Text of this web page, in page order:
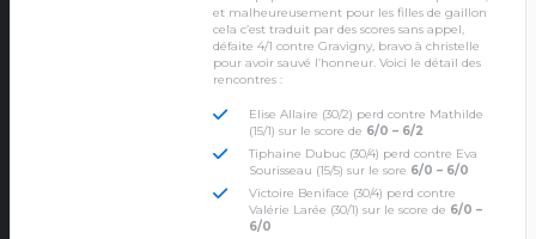
et malheureusement pour les filles de gaillon
cela c’est traduit par des scores sans appel,
défaite 4/1 contre Gravigny, bravo à christelle
pour avoir sauvé l’honneur. Voici le détail des
rencontres :
Elise Allaire (30/2) perd contre Mathilde
(15/1) sur le score de 6/0 – 6/2
Tiphaine Dubuc (30/4) perd contre Eva
Sourisseau (15/5) sur le sore 6/0 – 6/0
Victoire Beniface (30/4) perd contre
Valérie Larée (30/1) sur le score de 6/0 –
6/0